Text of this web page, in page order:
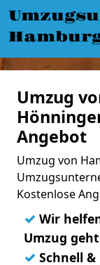
Umzug
Angebot
Umzug von
Kostenlose
✓ Wir
Umzug
✓ Schnell